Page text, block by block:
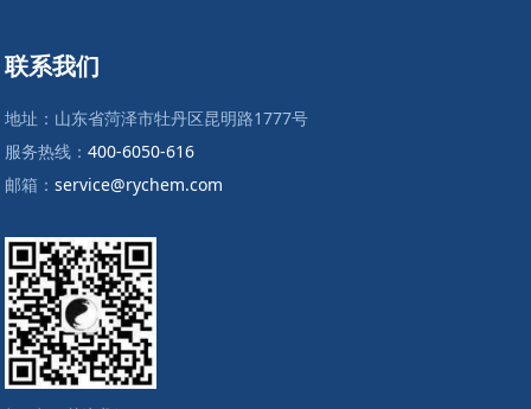
联系我们
地址：山东省菏泽市牡丹区昆明路1777号
服务热线： 400-6050-616
邮箱： service@rychem.com